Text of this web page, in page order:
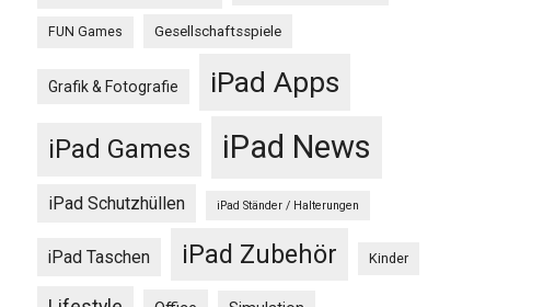
FUN Games Gesellschaftsspiele
Grafik & Fotografie iPad Apps
iPad Games iPad News
iPad Schutzhüllen iPad Ständer / Halterungen
iPad Taschen iPad Zubehör Kinder